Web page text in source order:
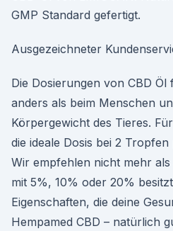
GMP Standard gefertigt.
Ausgezeichneter
Die Dosierungen von CBD
anders als beim Menschen
Körpergewicht des Tieres.
die ideale Dosis bei 2
Wir empfehlen nicht mehr
mit 5%, 10% oder 20%
Eigenschaften, die deine
Hempamed CBD – natürlich